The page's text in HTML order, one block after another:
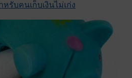
รับคนเก็บเงินไม่เก่ง